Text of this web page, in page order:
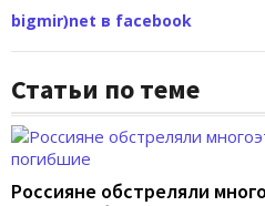
bigmir)net в facebook
Статьи по теме
Россияне обстреляли